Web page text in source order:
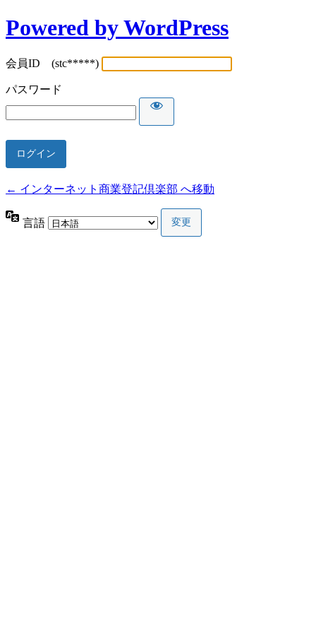
Powered by WordPress
会員ID (stc*****)
パスワード
← インターネット商業登記倶楽部 へ移動
言語